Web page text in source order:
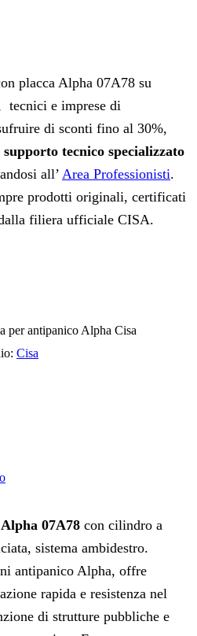
placca Alpha 07A78 su
tecnici e imprese di
di sconti fino al 30%,
supporto tecnico specializzato
all’ Area Professionisti.
prodotti originali, certificati
filiera ufficiale CISA.
per antipanico Alpha Cisa
Cisa
07A78 con cilindro a
sistema ambidestro.
antipanico Alpha, offre
rapida e resistenza nel
di strutture pubbliche e